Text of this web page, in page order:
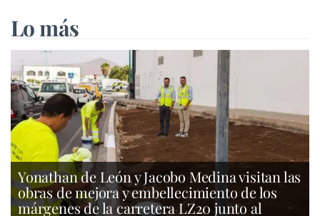
Lo más
Yonathan de León y Jacobo Medina visitan las
obras de mejora y embellecimiento de los
márgenes de la carretera LZ20 junto al